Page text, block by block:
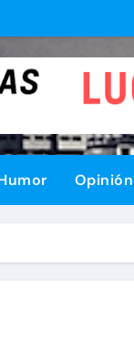
Opinión